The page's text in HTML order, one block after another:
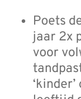
Poets
jaar 2x
voor